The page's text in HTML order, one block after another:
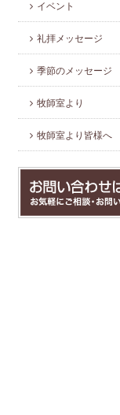
イベント
礼拝メッセージ
季節のメッセージ
牧師室より
牧師室より皆様へ